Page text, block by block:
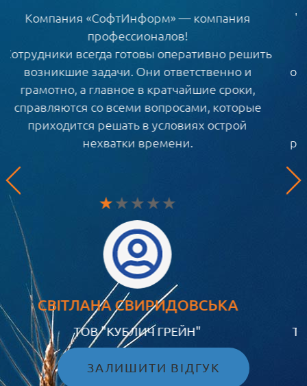
"Отдельная благодарность всему коллективу
СофтИнформ за их слаженную,
добросовестную работу. Всегда очень
оперативно реагируют на проблемы, зачастую
подсказывают более верное решение для
реализации той или иной задачи.
Очень хорошо организована командная
работа, благодаря которой приятно работать с
НАТАЛЬЯ ФОМЕНКО
ТОВ "ОЛАМ БІЛОЦЕРКІВСЬКИЙ ЕЛЕВАТОР" /
ГОЛ. БУХГАЛТЕР